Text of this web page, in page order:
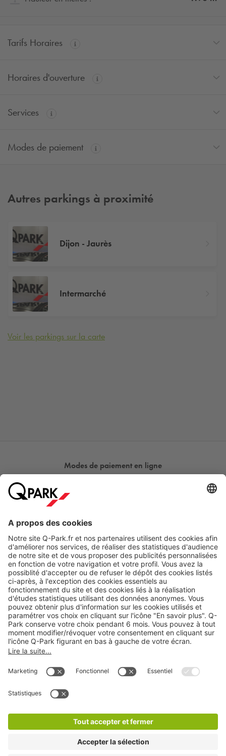
Tarifs Horaires
Horaires d'ouverture
Services
Modes de paiement
Autres parkings à proximité
Dijon - Jaurès
Intermarché
Voir les parkings sur la carte
Modes de paiement en ligne
A propos
Nos produits
Nos services
CGV
CGU
Déclaration de confidentialité